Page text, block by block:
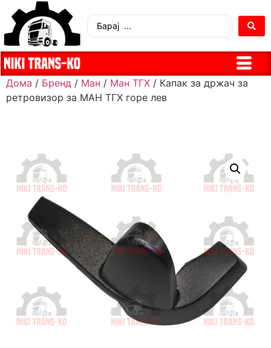
Дома / Бренд / Ман / Ман ТГХ / Капак за држач за
ретровизор за МАН ТГХ горе лев